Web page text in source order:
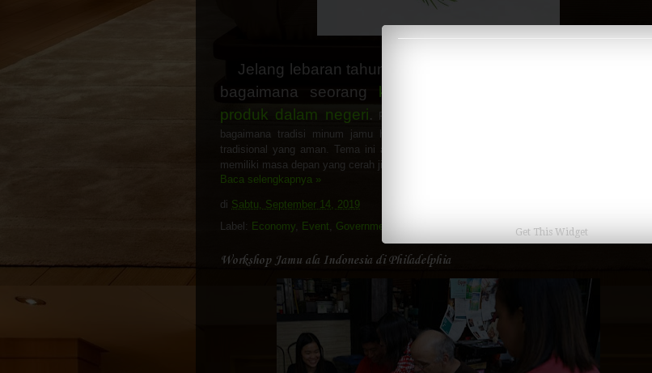
Jelang lebaran tahun lalu, Blogger Eksis pernah membahas
bagaimana seorang
konsumen harus bijak mengonsumsi
produk dalam negeri.
Pada kesempatan kali ini, aku ingin membahas tentang
bagaimana tradisi minum jamu harus menjadi tren bagi milenial dan tips memilih obat
tradisional yang aman. Tema ini aku angkat karena menurutku, industri jamu di Indonesia
memiliki masa depan yang cerah jika kita mengonsumsi jamu dengan tepat.
Baca selengkapnya »
di Sabtu, September 14, 2019
Label: Economy, Event, Government
Workshop Jamu ala Indonesia di Philadelphia
Get This Widget